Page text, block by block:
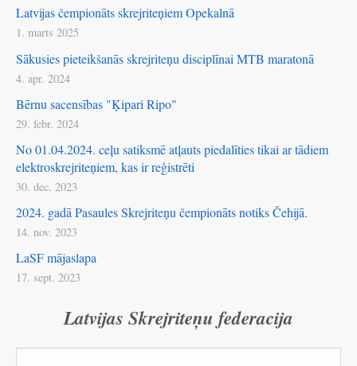
Latvijas čempionāts skrejriteņiem Opekalnā
1. marts 2025
Sākusies pieteikšanās skrejriteņu disciplīnai MTB maratonā
4. apr. 2024
Bērnu sacensības "Ķipari Ripo"
29. febr. 2024
No 01.04.2024. ceļu satiksmē atļauts piedalīties tikai ar tādiem
elektroskrejriteņiem, kas ir reģistrēti
30. dec. 2023
2024. gadā Pasaules Skrejriteņu čempionāts notiks Čehijā.
14. nov. 2023
LaSF mājaslapa
17. sept. 2023
Latvijas Skrejriteņu federacija